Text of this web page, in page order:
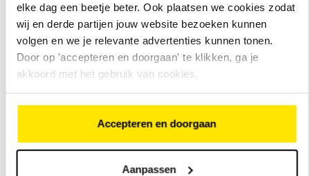
elke dag een beetje beter. Ook plaatsen we cookies zodat
wij en derde partijen jouw website bezoeken kunnen
volgen en we je relevante advertenties kunnen tonen.
Door op 'accepteren en doorgaan' te klikken, ga je
akkoord met het gebruik van cookies.
Accepteren en doorgaan
Aanpassen
Bekijk ons assortiment
Chamonix C5
lage instap
14
€1000
instap